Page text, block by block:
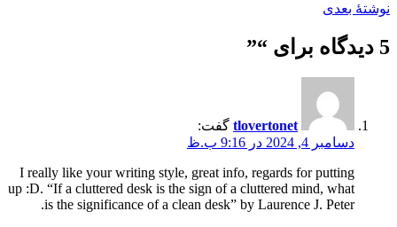
نوشتهٔ بعدی
5 دیدگاه برای “ ”
tlovertonet گفت:
دسامبر 4, 2024 در 9:16 ب.ظ
I really like your writing style, great info, regards for putting
up :D. “If a cluttered desk is the sign of a cluttered mind, what
is the significance of a clean desk” by Laurence J. Peter.